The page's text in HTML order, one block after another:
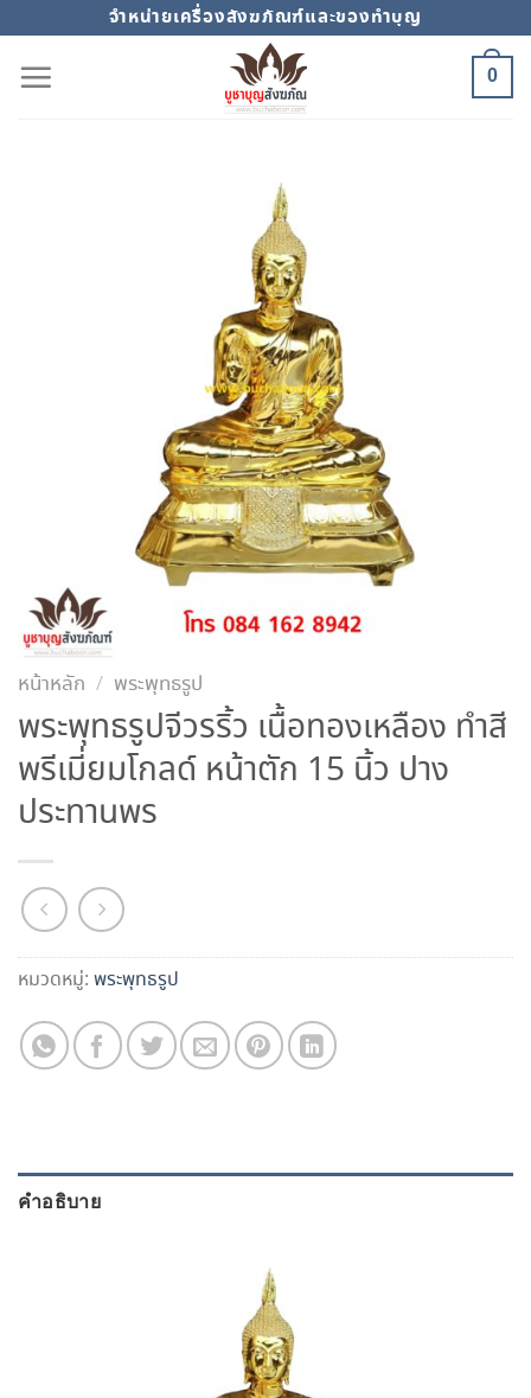
to
content
จำหน่ายเครื่องสังฆภัณฑ์และของทำบุญ
0
หน้าหลัก / พระพุทธรูป
พระพุทธรูปจีวรริ้ว เนื้อทองเหลือง ทำสี
พรีเมี่ยมโกลด์ หน้าตัก 15 นิ้ว ปาง
ประทานพร
หมวดหมู่: พระพุทธรูป
คำอธิบาย